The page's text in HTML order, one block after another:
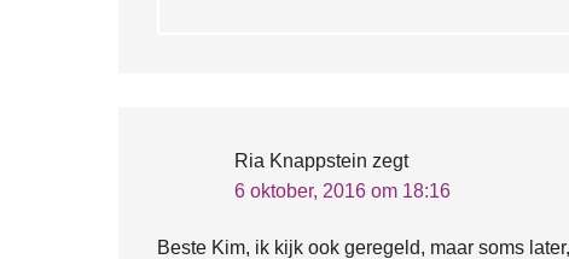
Ria Knappstein zegt
6 oktober, 2016 om 18:16
Beste Kim, ik kijk ook geregeld, maar soms